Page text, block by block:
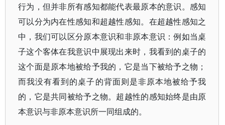
行为，但并非所有感知都能代表最原本的意识。感知
可以分为内在性感知和超越性感知。在超越性感知之
中，我们可以区分原本意识和非原本意识：例如当桌
子这个客体在我意识中展现出来时，我看到的桌子的
这个面是原本地被给予我的，它是当下被给予之物；
而我没有看到的桌子的背面则是非原本地被给予我
的，它是共同被给予之物。超越性的感知始终是由原
本意识与非原本意识所一同组成的。